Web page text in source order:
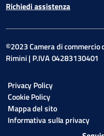
Richiedi assistenza
©2023 Camera di commercio
Rimini | P.IVA 04283130401
Privacy Policy
Cookie Policy
Mappa del sito
Informativa sulla privacy